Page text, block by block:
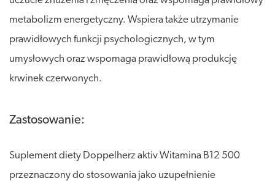
metabolizm energetyczny. Wspiera także utrzymanie
prawidłowych funkcji psychologicznych, w tym
umysłowych oraz wspomaga prawidłową produkcję
krwinek czerwonych.
Zastosowanie:
Suplement diety Doppelherz aktiv Witamina B12 500
przeznaczony do stosowania jako uzupełnienie